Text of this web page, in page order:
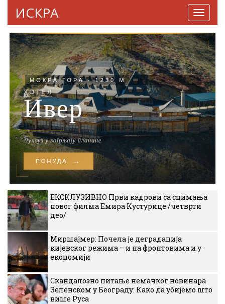
ИСКРА
ЕКСКЛУЗИВНО Први кадрови са снимања
новог филма Емира Кустурице /четврти
део/
Миршајмер: Почела је деградација
кијевског режима – и на фронтовима и у
економији
Скандалозно питање немачког новинара
Зеленском у Београду: Како да убијемо што
више Руса